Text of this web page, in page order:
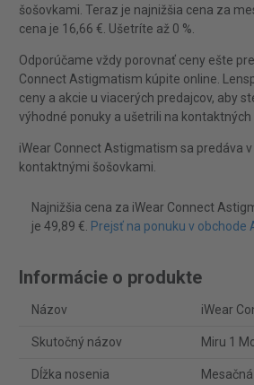
šošovkami. Teraz je najnižšia cena za
cena je 16,66 €. Ušetríte až 0 %.
Odporúčame vždy porovnať ceny ešte
Connect Astigmatism kúpite online.
ceny a akcie u viacerých predajcov, aby
výhodné ponuky a ušetrili na kontaktných
iWear Connect Astigmatism sa predáva
kontaktnými šošovkami.
Najnižšia cena za iWear Connect
je 49,89 €. Prejsť na ponuku v obchode
Informácie o produkte
Názov iWear
Skutočný názov Miru 1
Dĺžka nosenia